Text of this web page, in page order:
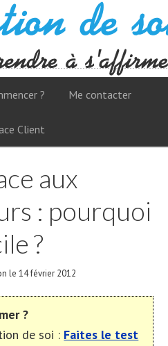
? Me contacter
Client
aux
: pourquoi
?
le 14 février 2012
?
de soi : Faites le test